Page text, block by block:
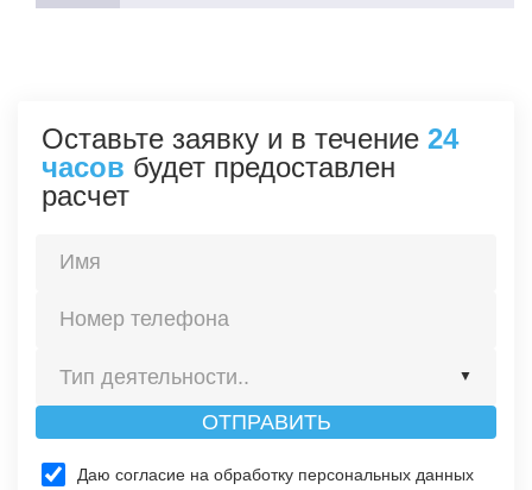
Оставьте заявку и в течение 24
часов будет предоставлен
расчет
Тип деятельности.. ▼
Строительство
ОТПРАВИТЬ
Даю согласие на обработку персональных данных